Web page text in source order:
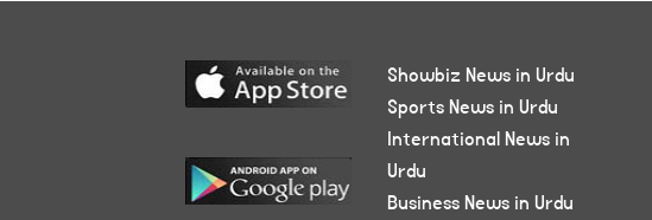
Showbiz News in Urdu
Sports News in Urdu
International News in
Urdu
Business News in Urdu